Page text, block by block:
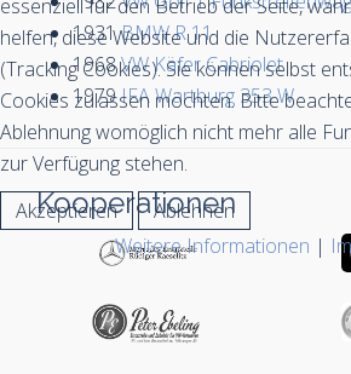
1931BMW R 11
1968VW Käfer Cabriolet
1979IFA Wartburg 353 W
Kooperationen
essenziell für den Betrieb der Seite,
helfen, diese Website und die
(Tracking Cookies). Sie können selbst
Cookies zulassen möchten. Bitte
Ablehnung womöglich nicht mehr alle
zur Verfügung stehen.
Akzeptieren
Ablehnen
Weitere Informationen |